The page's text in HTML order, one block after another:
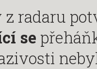
radaru
se